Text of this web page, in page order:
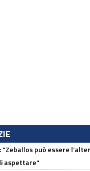
può essere
aspettare"